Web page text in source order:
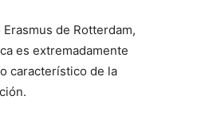
de Rotterdam,
es extremadamente
característico de la